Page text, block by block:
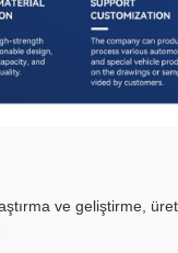
ve geliştirme,